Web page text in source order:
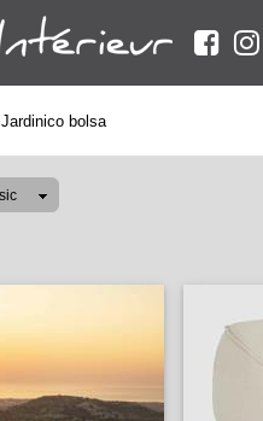
Jardinico bolsa